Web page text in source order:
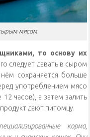
мясом
то основу их
следует давать в сыром
сохраняется больше
употреблением мясо
часов), а затем залить
дают питомцу.
корма,